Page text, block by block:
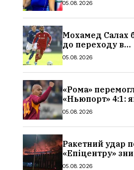
05.08.2026
Мохамед Салах
до переходу в
«Трабзонспор»:
трансфера
05.08.2026
«Рома»
«Ньюпорт» 4:1:
відкрив рахунок
05.08.2026
Ракетний удар
«Епіцентру»
склади та завод
05.08.2026